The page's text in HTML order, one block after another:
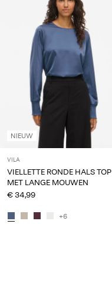
NIEUW
VILA
VIELLETTE RONDE HALS TOP
MET LANGE MOUWEN
€ 34,99
+6